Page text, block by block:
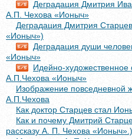
Деградация Дмитрия
А.П. Чехова «Ионыч»
Деградация Дмитрия
«Ионыч»)
Деградация души
«Ионыч»
Идейно-художественное
А.П.Чехова «Ионыч»
Изображение повседневной
А.П.Чехова
Как доктор Старцев стал
Как и почему Дмитрий
рассказу А. П. Чехова «Ионыч».)